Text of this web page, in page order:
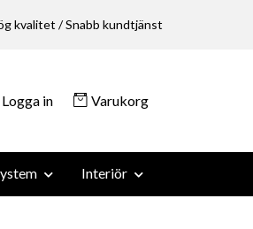
kvalitet / Snabb kundtjänst
Logga in Varukorg
Interiör